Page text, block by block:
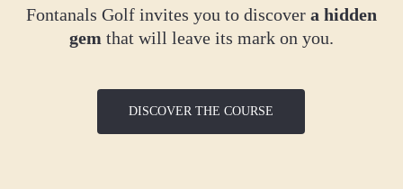
Fontanals Golf invites you to discover a hidden
gem that will leave its mark on you.
DISCOVER THE COURSE